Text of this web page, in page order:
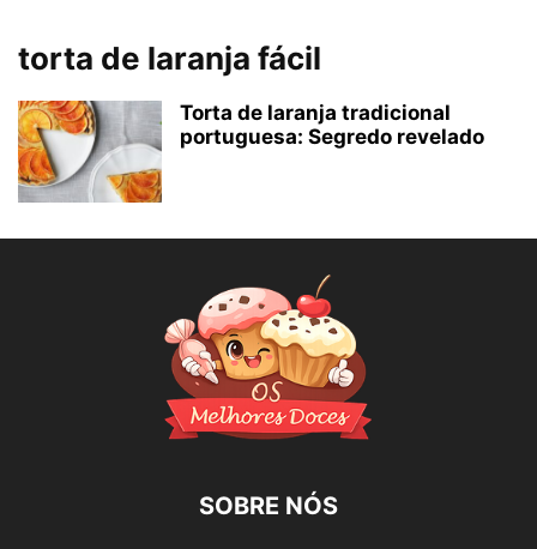
torta de laranja fácil
Torta de laranja tradicional
portuguesa: Segredo revelado
SOBRE NÓS